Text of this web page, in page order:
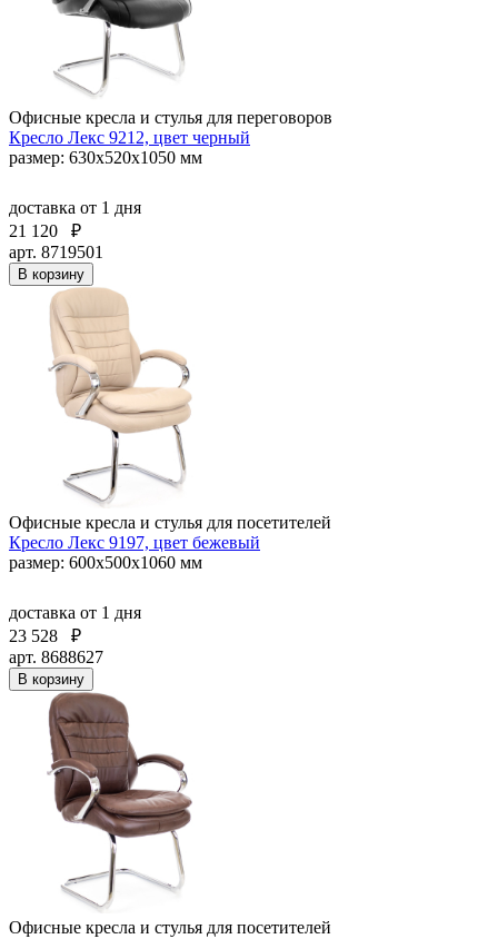
Офисные кресла и стулья для переговоров
Кресло Лекс 9212, цвет черный
размер: 630х520х1050 мм
доставка от 1 дня
21 120
₽
арт. 8719501
В корзину
Офисные кресла и стулья для посетителей
Кресло Лекс 9197, цвет бежевый
размер: 600х500х1060 мм
доставка от 1 дня
23 528
₽
арт. 8688627
В корзину
Офисные кресла и стулья для посетителей